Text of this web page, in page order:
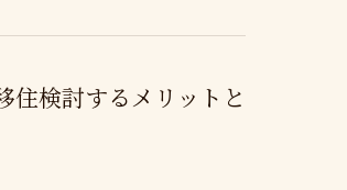
住検討するメリットと